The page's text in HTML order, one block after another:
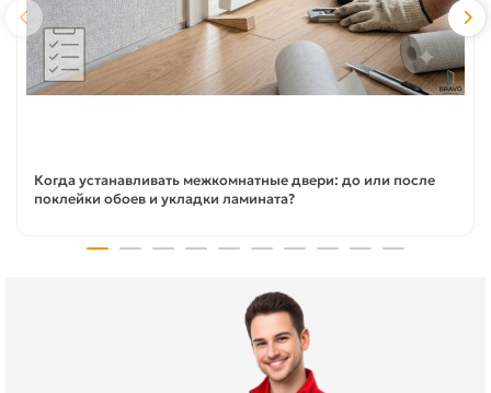
Когда устанавливать межкомнатные двери: до или после
поклейки обоев и укладки ламината?